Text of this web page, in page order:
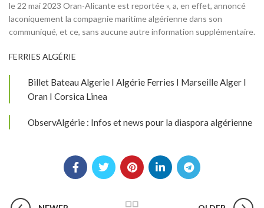
le 22 mai 2023 Oran-Alicante est reportée », a, en effet, annoncé
laconiquement la compagnie maritime algérienne dans son
communiqué, et ce, sans aucune autre information supplémentaire.
FERRIES ALGÉRIE
Billet Bateau Algerie I Algérie Ferries I Marseille Alger I
Oran I Corsica Linea
ObservAlgérie : Infos et news pour la diaspora algérienne